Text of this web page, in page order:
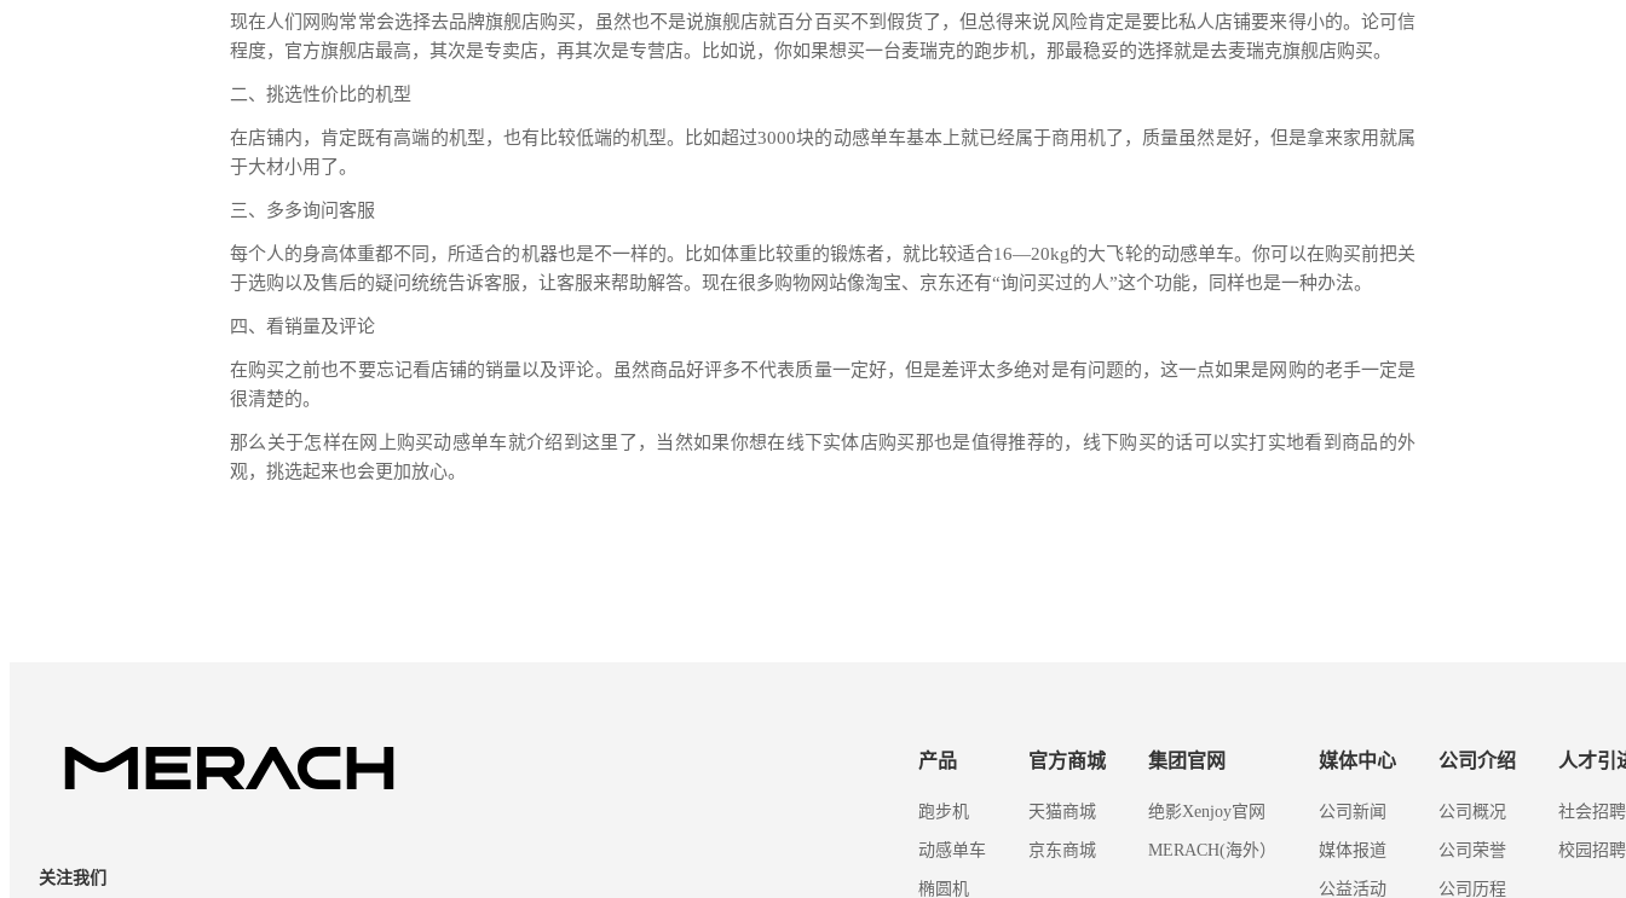
现在人们网购常常会选择去品牌旗舰店购买，虽然也不是说旗舰店就百分百买不到假货了，但总得来说风险肯定是要比私人店铺要来得小的。论可信
程度，官方旗舰店最高，其次是专卖店，再其次是专营店。比如说，你如果想买一台麦瑞克的跑步机，那最稳妥的选择就是去麦瑞克旗舰店购买。
二、挑选性价比的机型
在店铺内，肯定既有高端的机型，也有比较低端的机型。比如超过3000块的动感单车基本上就已经属于商用机了，质量虽然是好，但是拿来家用就属
于大材小用了。
三、多多询问客服
每个人的身高体重都不同，所适合的机器也是不一样的。比如体重比较重的锻炼者，就比较适合16—20kg的大飞轮的动感单车。你可以在购买前把关
于选购以及售后的疑问统统告诉客服，让客服来帮助解答。现在很多购物网站像淘宝、京东还有“询问买过的人”这个功能，同样也是一种办法。
四、看销量及评论
在购买之前也不要忘记看店铺的销量以及评论。虽然商品好评多不代表质量一定好，但是差评太多绝对是有问题的，这一点如果是网购的老手一定是
很清楚的。
那么关于怎样在网上购买动感单车就介绍到这里了，当然如果你想在线下实体店购买那也是值得推荐的，线下购买的话可以实打实地看到商品的外
观，挑选起来也会更加放心。
关注我们
产品
跑步机
动感单车
椭圆机
官方商城
天猫商城
京东商城
集团官网
绝影Xenjoy官网
MERACH(海外）
媒体中心
公司新闻
媒体报道
公益活动
公司介绍
公司概况
公司荣誉
公司历程
人才引
社会招聘
校园招聘